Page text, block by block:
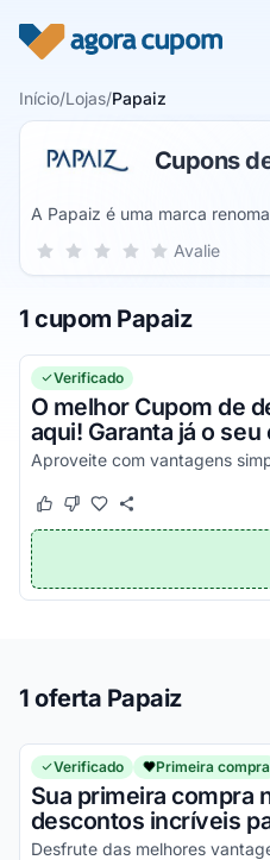
Início/Lojas/Papaiz
Cupons
A Papaiz é uma marca
cadeados e soluções de
fechaduras residenciais e
segurança para portas e
tecnologia e durabilidade em
a proteção e tranquilidade dos
Sua nota para Papaiz, de 1 a 5
5 estrelas
4 estrelas
3 estrelas
2 estrelas
1 estrela Avalie
1 cupom Papaiz
Verificado
O melhor Cupom de
aqui! Garanta já o
Este cupom funcionou
Este cupom não funcionou
1 oferta Papaiz
Verificado Primeira compra
Sua primeira compra
descontos incríveis